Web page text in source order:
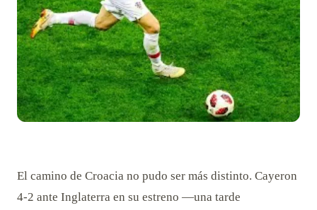
El camino de Croacia no pudo ser más distinto. Cayeron
4-2 ante Inglaterra en su estreno —una tarde